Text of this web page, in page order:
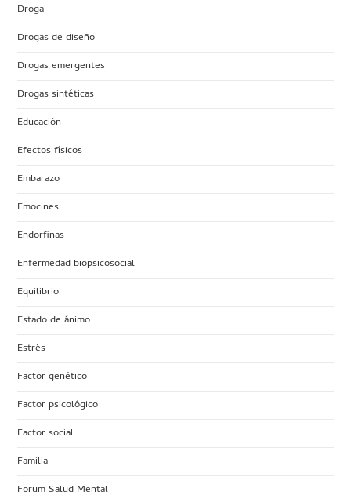
Droga
Drogas de diseño
Drogas emergentes
Drogas sintéticas
Educación
Efectos físicos
Embarazo
Emocines
Endorfinas
Enfermedad biopsicosocial
Equilibrio
Estado de ánimo
Estrés
Factor genético
Factor psicológico
Factor social
Familia
Forum Salud Mental